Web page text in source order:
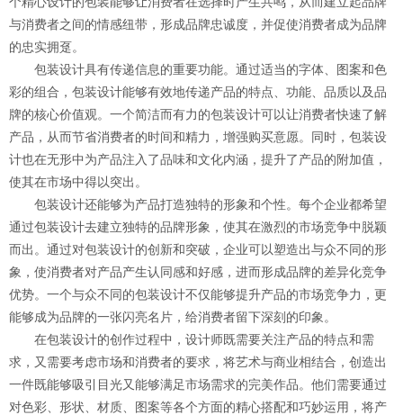
与消费者之间的情感纽带，形成品牌忠诚度，并促使消费者成为品牌
的忠实拥趸。
包装设计具有传递信息的重要功能。通过适当的字体、图案和色
彩的组合，包装设计能够有效地传递产品的特点、功能、品质以及品
牌的核心价值观。一个简洁而有力的包装设计可以让消费者快速了解
产品，从而节省消费者的时间和精力，增强购买意愿。同时，包装设
计也在无形中为产品注入了品味和文化内涵，提升了产品的附加值，
使其在市场中得以突出。
包装设计还能够为产品打造独特的形象和个性。每个企业都希望
通过包装设计去建立独特的品牌形象，使其在激烈的市场竞争中脱颖
而出。通过对包装设计的创新和突破，企业可以塑造出与众不同的形
象，使消费者对产品产生认同感和好感，进而形成品牌的差异化竞争
优势。一个与众不同的包装设计不仅能够提升产品的市场竞争力，更
能够成为品牌的一张闪亮名片，给消费者留下深刻的印象。
在包装设计的创作过程中，设计师既需要关注产品的特点和需
求，又需要考虑市场和消费者的要求，将艺术与商业相结合，创造出
一件既能够吸引目光又能够满足市场需求的完美作品。他们需要通过
对色彩、形状、材质、图案等各个方面的精心搭配和巧妙运用，将产